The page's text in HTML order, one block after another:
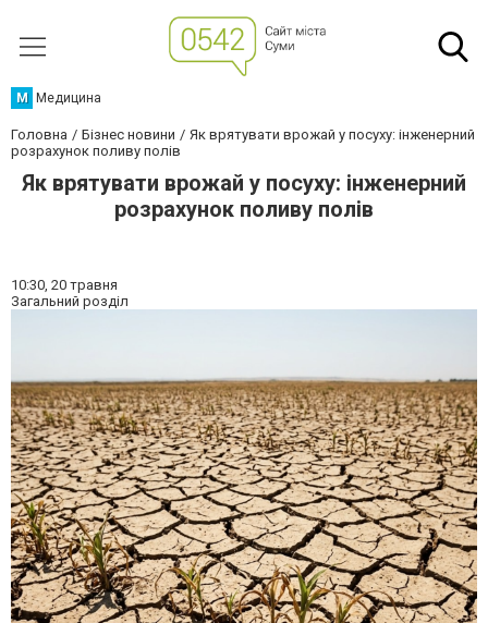
М Медицина
Головна Бізнес новини
Як врятувати врожай у посуху: інженерний
розрахунок поливу полів
Як врятувати врожай у посуху: інженерний
розрахунок поливу полів
10:30, 20 травня
Загальний розділ